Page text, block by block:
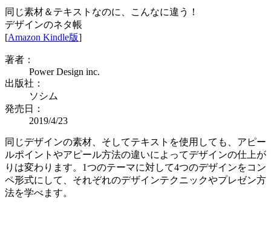
同じ素材＆テキストなのに、こんなに違う！
デザインのネタ帳
[Amazon Kindle版]
著者：
Power Design inc.
出版社：
ソシム
発売日：
2019/4/23
同じデザインの素材、そしてテキストを使用しても、アピー
ルポイントやアピール方法の違いによってデザインの仕上が
りは変わります。1つのテーマに対して4つのデザインをコン
ペ形式にして、それぞれのデザインテクニックやプレゼン方
法を学べます。